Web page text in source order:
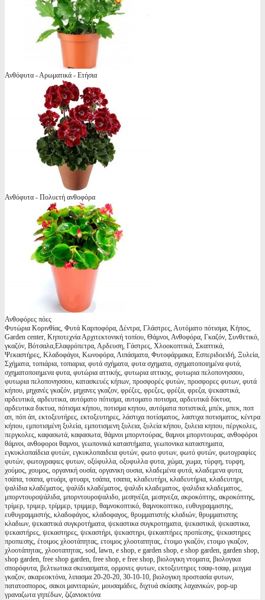
Ανθόφυτα - Αρωματικά - Ετήσια
Ανθόφυτα - Πολυετή ανθοφόρα
Ανθοφόρες πόες
Φυτώρια Κορινθίας, Φυτά Καρποφόρα, Δέντρα, Γλάστρες, Αυτόματο πότισμα, Κήπος,
Garden center, Κηποτεχνία Αρχιτεκτονική τοπίου, Θάμνοι, Ανθοφόρα, Γκαζόν, Συνθετικό,
γκαζόν, Βότσαλα,Ελαφρόπετρα, Αρδευση, Γάστρες, Χλοοκοπτικά, Σκαπτικά,
Ψεκαστήρες, Κλαδοφάγοι, Κωνοφόρα, Λιπάσματα, Φυτοφάρμακα, Εσπεριδοειδή, Ξυλεία,
Σχήματα, τοπιάρια, τοπιαρια, φυτά σχήματα, φυτα σχηματα, σχηματοποιημένα φυτά,
σχηματοποιημενα φυτα, φυτώρια αττικής, φυτωρια αττικης, φυτωρια πελοπονησσου,
φυτωρια πελοπονησσου, κατασκευές κήπων, προσφορές φυτών, προσφορες φυτων, φυτά
κήπου, μηχανές γκαζόν, μηχανες γκαζον, φρέζες, φρεζες, φρέζα, φρεζα, ψεκαστικά,
αρδευτικά, αρδευτικα, αυτόματο πότισμα, αυτοματο ποτισμα, αρδευτικά δίκτυα,
αρδευτικα δικτυα, πότισμα κήπου, ποτισμα κηπου, αυτόματα ποτιστικά, μπέκ, μπεκ, ποπ
απ, πόπ άπ, εκτοξευτήρες, εκτοξευτηρες, λάστιχα ποτίσματος, λαστιχα ποτισματος, κέντρα
κήπου, εμποτισμένη ξυλεία, εμποτισμενη ξυλεια, ξυλεία κήπου, ξυλεια κηπου, πέργκολες,
περγκολες, καφασωτά, καφασωτα, θάμνοι μπορντούρας, θαμνοι μπορντουρας, ανθοφόροι
θάμνοι, ανθοφοροι θαμνοι, γεωπονικά καταστήματα, γεωπονικα καταστηματα,
εγκυκλοπαίδεια φυτών, εγκυκλοπαιδεια φυτών, φωτο φυτων, φωτό φυτών, φωτογραφίες
φυτών, φωτογραφιες φυτων, οξύφυλλα, οξυφυλλα φυτα, χώμα, χωμα, τύρφη, τυρφη,
χούμος, χουμος, οργανική ουσία, οργανικη ουσια, κλαδεμένα φυτά, κλαδεμενα φυτα,
τσάπα, τσαπα, φτυάρι, φτυαρι, τσάπα, τσαπα, κλαδευτήρι, κλαδευτήρια, κλαδευτηρι,
ψαλίδια κλαδέματος, ψαλίδι κλαδέματος, ψαλιδι κλαδεματος, ψαλιδια κλαδεματος,
μπορντουροψάλιδα, μπορντουροψαλιδο, μεσηνέζα, μεσηνεζα, ακροκόπτης, ακροκόπτης,
τρίμερ, τριμερ, τρίμμερ, τριμμερ, θαμνοκοπτικό, θαμνοκοπτικο, ευθυγραμμιστης,
ευθυγραμμιστής, κλαδοφάγος, κλαδοφαγος, θρυμματιστής κλαδιών, θρυμματιστης
κλαδιων, ψεκαστικά συγκροτήματα, ψεκαστικα συγκροτηματα, ψεκαστικά, ψεκαστικα,
ψεκαστήρες, ψεκαστηρες, ψεκαστήρι, ψεκαστηρι, ψεκαστήρες προπίεσης, ψεκαστηρες
προπιεσης, έτοιμος χλοοτάπητας, ετοιμος χλοοταπητας, έτοιμο γκαζόν, ετοιμο γκαζον,
χλοοτάπητας, χλοοταπητας, sod, lawn, e shop, e garden shop, e shop garden, garden shop,
shop garden, free shop garden, free shop, e free shop, βιολογικη ντοματα, βιολογικα
σπορόφυτα, βελτιωτικα σκευασματα, ορμονες φυτων, εκτοξευτηρες τσαφ-τσαφ, μειγμα
γκαζον, ακαρεοκτόνα, λιπασμα 20-20-20, 30-10-10, βιολογικη προστασία φυτων,
πατατοσπορος, σακοι μανιταριών, μουσαμάδες, διχτυά σκίασης λαχανικών, pop-up
γραναζωτα γηπέδων, ζιζανιοκτόνα